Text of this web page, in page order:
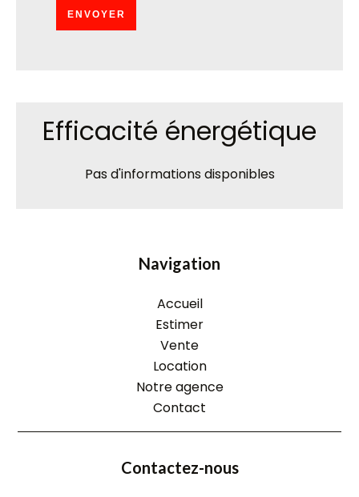
ENVOYER
Efficacité énergétique
Pas d'informations disponibles
Navigation
Accueil
Estimer
Vente
Location
Notre agence
Contact
Contactez-nous